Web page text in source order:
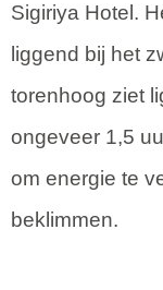
Sigiriya Hotel.
liggend bij het
torenhoog ziet
ongeveer 1,5
om energie te
beklimmen.